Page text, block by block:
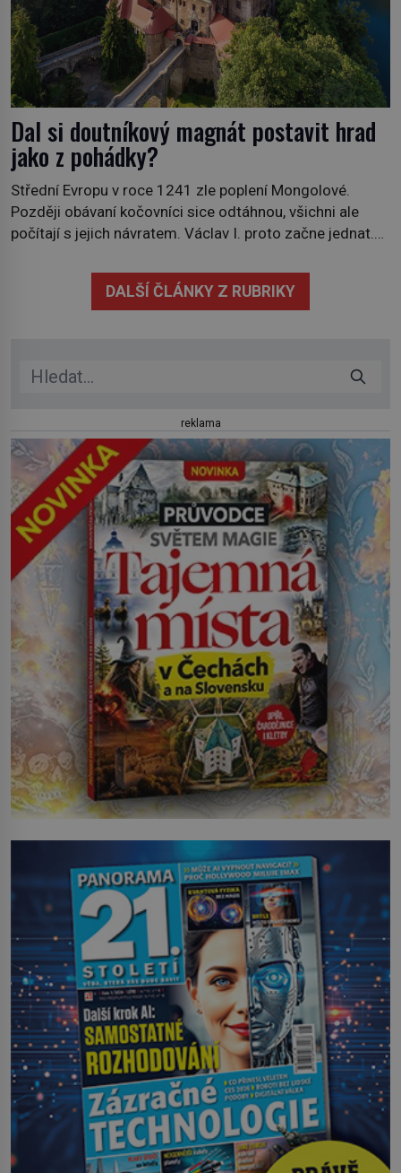
Dal si doutníkový magnát postavit hrad
jako z pohádky?
Střední Evropu v roce 1241 zle poplení Mongolové.
Později obávaní kočovníci sice odtáhnou, všichni ale
počítají s jejich návratem. Václav I. proto začne jednat.
pečlivě připravit! Český král Václav I. (1205–1253)
přijme opatření, která mají posílit obranu jeho království.
DALŠÍ ČLÁNKY Z RUBRIKY
reklama